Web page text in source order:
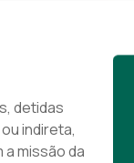
detidas
indireta,
missão da